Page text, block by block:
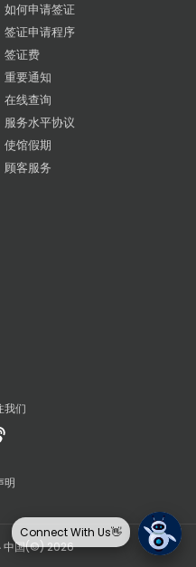
如何申请签证
签证申请程序
签证费
重要通知
在线查询
服务水平协议
使馆假期
顾客服务
我们
明
中国(©) 2026
Connect With Us👋